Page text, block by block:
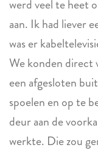
werd veel te heet
aan. Ik had liever
was er
We konden direct
een afgesloten
spoelen en op te
deur aan de
werkte. Die zou